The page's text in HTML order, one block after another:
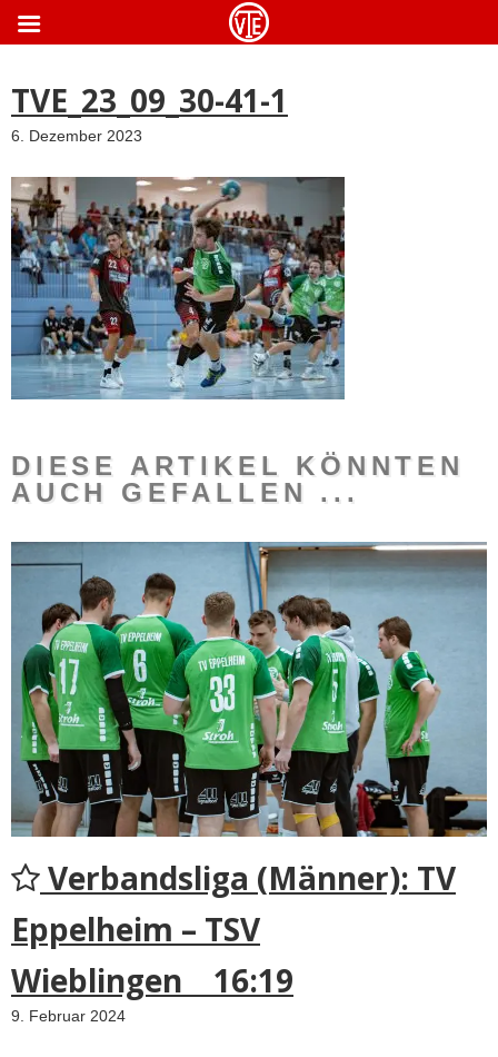
ApothekeGermany.com
TVE_23_09_30-41-1
6. Dezember 2023
DIESE ARTIKEL KÖNNTEN
AUCH GEFALLEN ...
Verbandsliga (Männer): TV
Eppelheim – TSV
Wieblingen 16:19
9. Februar 2024